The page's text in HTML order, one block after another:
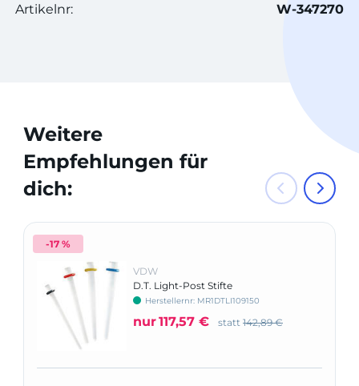
Artikelnr: W-347270
Weitere
Empfehlungen für
dich:
-17 %
VDW
D.T. Light-Post Stifte
Herstellernr: MR1DTLI109150
nur117,57 € statt 142,89 €